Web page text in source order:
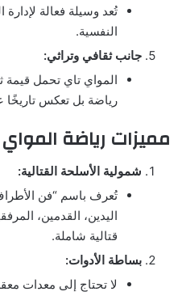
تُعد وسيلة فعالة
النفسية.
جانب ثقافي وتراثي:
المواي تاي تحمل قيمة
رياضة بل تعكس تاريخًا
مميزات رياضة
شمولية الأسلحة القتالية:
تُعرف باسم “فن الأطراف
اليدين، القدمين،
قتالية شاملة.
بساطة الأدوات:
لا تحتاج إلى معدات